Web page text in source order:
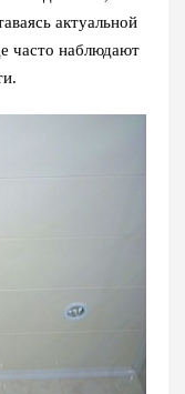
актуальной
часто наблюдают